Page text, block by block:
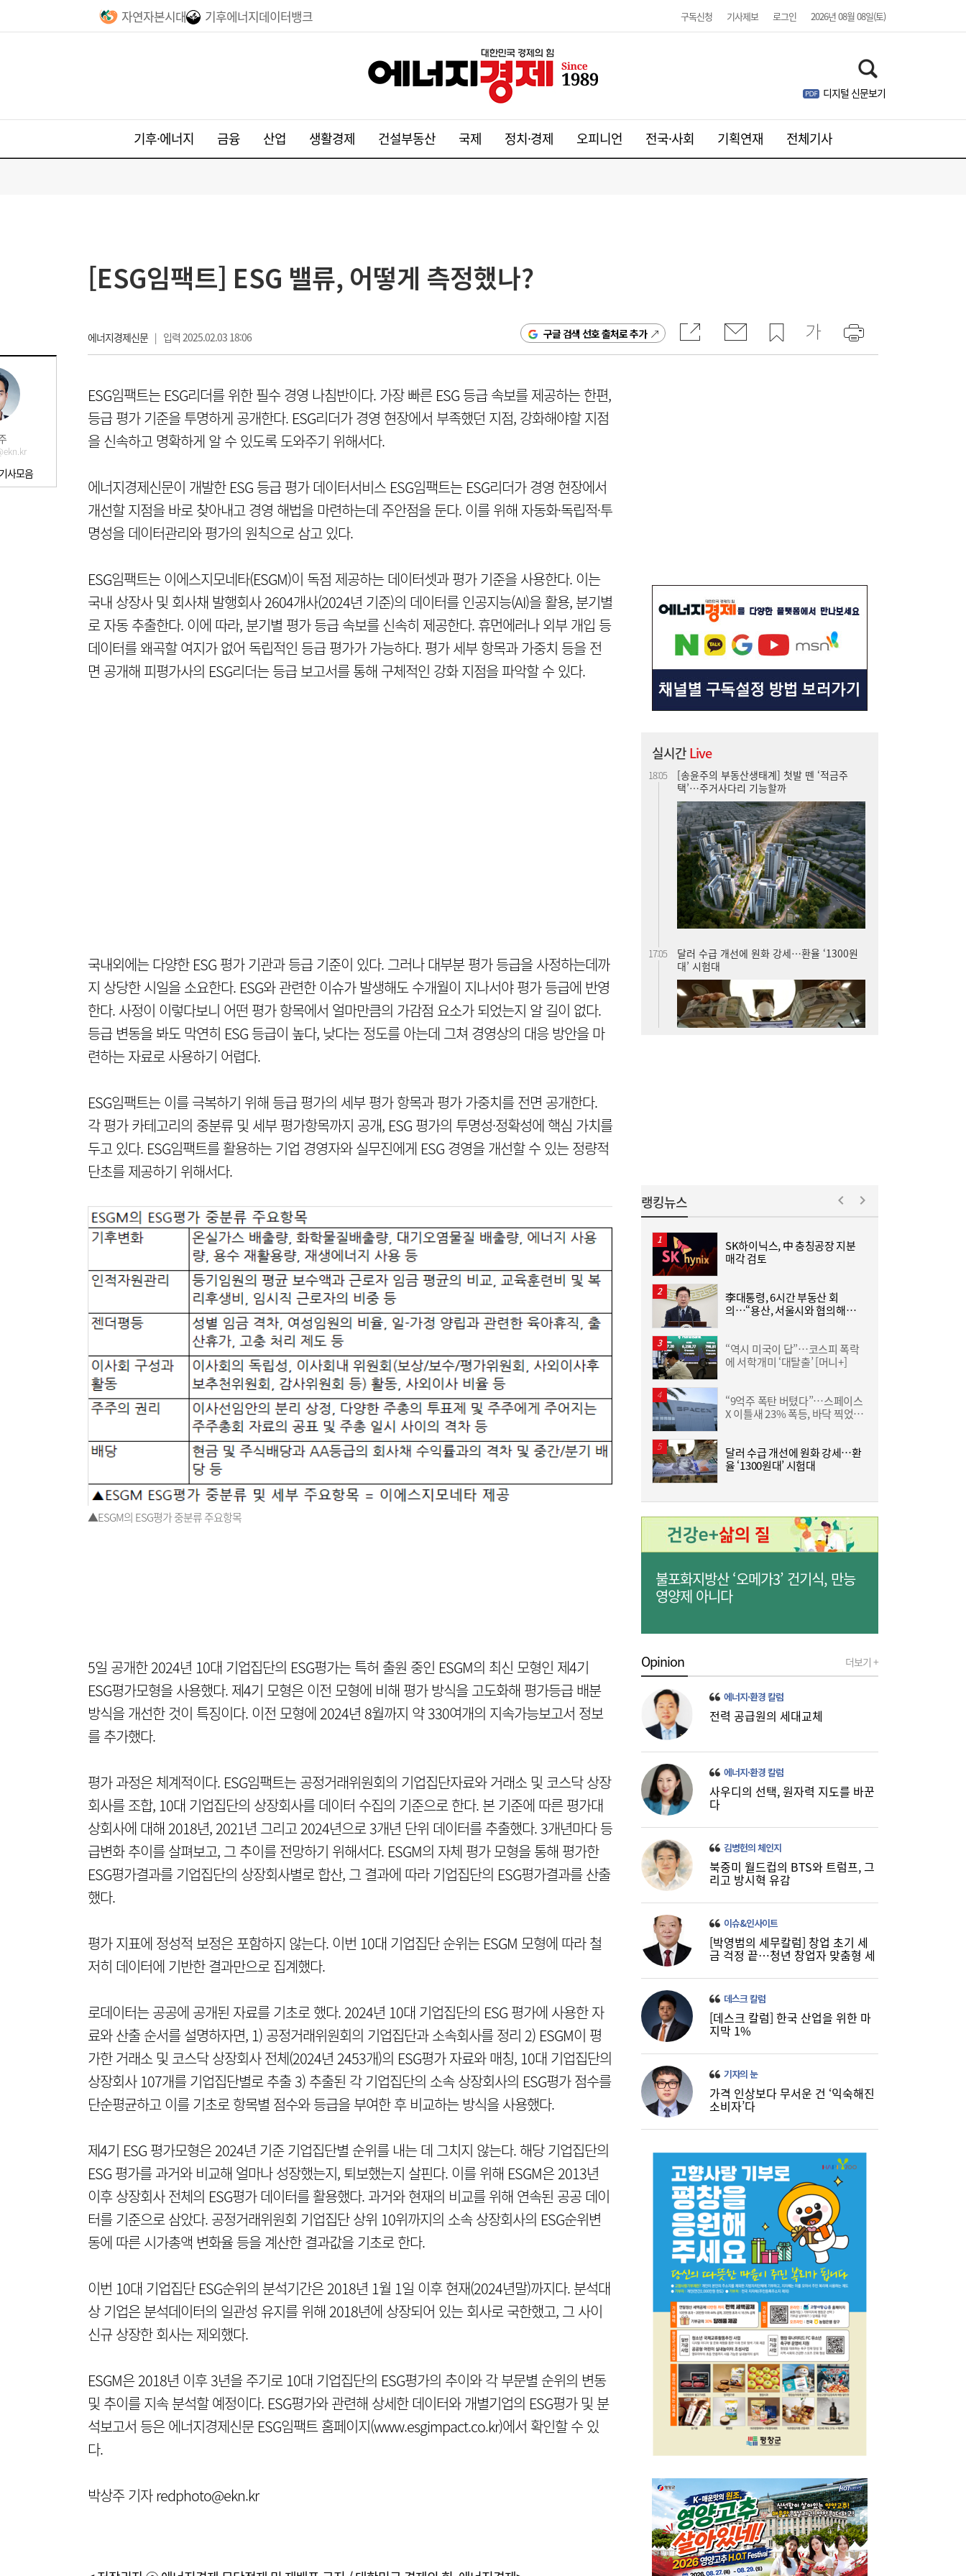
자연자본시대 기후에너지데이터뱅크 구독신청 기사제보 로그인 2026년 08월 08일(토)
디지털 신문보기
기후·에너지 금융 산업 생활경제 건설부동산 국제 정치·경제 오피니언 전국·사회 기획연재 전체기사
사모음
[ESG임팩트] ESG 밸류, 어떻게 측정했나?
에너지경제신문| 입력 2025.02.03 18:06 구글 검색 선호 출처로 추가
ESG임팩트는 ESG리더를 위한 필수 경영 나침반이다. 가장 빠른 ESG 등급 속보를 제공하는 한편,
등급 평가 기준을 투명하게 공개한다. ESG리더가 경영 현장에서 부족했던 지점, 강화해야할 지점
을 신속하고 명확하게 알 수 있도록 도와주기 위해서다.
에너지경제신문이 개발한 ESG 등급 평가 데이터서비스 ESG임팩트는 ESG리더가 경영 현장에서
개선할 지점을 바로 찾아내고 경영 해법을 마련하는데 주안점을 둔다. 이를 위해 자동화·독립적·투
명성을 데이터관리와 평가의 원칙으로 삼고 있다.
ESG임팩트는 이에스지모네타(ESGM)이 독점 제공하는 데이터셋과 평가 기준을 사용한다. 이는
국내 상장사 및 회사채 발행회사 2604개사(2024년 기준)의 데이터를 인공지능(AI)을 활용, 분기별
로 자동 추출한다. 이에 따라, 분기별 평가 등급 속보를 신속히 제공한다. 휴먼에러나 외부 개입 등
데이터를 왜곡할 여지가 없어 독립적인 등급 평가가 가능하다. 평가 세부 항목과 가중치 등을 전
면 공개해 피평가사의 ESG리더는 등급 보고서를 통해 구체적인 강화 지점을 파악할 수 있다.
국내외에는 다양한 ESG 평가 기관과 등급 기준이 있다. 그러나 대부분 평가 등급을 사정하는데까
지 상당한 시일을 소요한다. ESG와 관련한 이슈가 발생해도 수개월이 지나서야 평가 등급에 반영
한다. 사정이 이렇다보니 어떤 평가 항목에서 얼마만큼의 가감점 요소가 되었는지 알 길이 없다.
등급 변동을 봐도 막연히 ESG 등급이 높다, 낮다는 정도를 아는데 그쳐 경영상의 대응 방안을 마
련하는 자료로 사용하기 어렵다.
ESG임팩트는 이를 극복하기 위해 등급 평가의 세부 평가 항목과 평가 가중치를 전면 공개한다.
각 평가 카테고리의 중분류 및 세부 평가항목까지 공개, ESG 평가의 투명성·정확성에 핵심 가치를
두고 있다. ESG임팩트를 활용하는 기업 경영자와 실무진에게 ESG 경영을 개선할 수 있는 정량적
단초를 제공하기 위해서다.
▲ESGM의 ESG평가 중분류 주요항목
5일 공개한 2024년 10대 기업집단의 ESG평가는 특허 출원 중인 ESGM의 최신 모형인 제4기
ESG평가모형을 사용했다. 제4기 모형은 이전 모형에 비해 평가 방식을 고도화해 평가등급 배분
방식을 개선한 것이 특징이다. 이전 모형에 2024년 8월까지 약 330여개의 지속가능보고서 정보
를 추가했다.
평가 과정은 체계적이다. ESG임팩트는 공정거래위원회의 기업집단자료와 거래소 및 코스닥 상장
회사를 조합, 10대 기업집단의 상장회사를 데이터 수집의 기준으로 한다. 본 기준에 따른 평가대
상회사에 대해 2018년, 2021년 그리고 2024년으로 3개년 단위 데이터를 추출했다. 3개년마다 등
급변화 추이를 살펴보고, 그 추이를 전망하기 위해서다. ESGM의 자체 평가 모형을 통해 평가한
ESG평가결과를 기업집단의 상장회사별로 합산, 그 결과에 따라 기업집단의 ESG평가결과를 산출
했다.
평가 지표에 정성적 보정은 포함하지 않는다. 이번 10대 기업집단 순위는 ESGM 모형에 따라 철
저히 데이터에 기반한 결과만으로 집계했다.
로데이터는 공공에 공개된 자료를 기초로 했다. 2024년 10대 기업집단의 ESG 평가에 사용한 자
료와 산출 순서를 설명하자면, 1) 공정거래위원회의 기업집단과 소속회사를 정리 2) ESGM이 평
가한 거래소 및 코스닥 상장회사 전체(2024년 2453개)의 ESG평가 자료와 매칭, 10대 기업집단의
상장회사 107개를 기업집단별로 추출 3) 추출된 각 기업집단의 소속 상장회사의 ESG평가 점수를
단순평균하고 이를 기초로 항목별 점수와 등급을 부여한 후 비교하는 방식을 사용했다.
제4기 ESG 평가모형은 2024년 기준 기업집단별 순위를 내는 데 그치지 않는다. 해당 기업집단의
ESG 평가를 과거와 비교해 얼마나 성장했는지, 퇴보했는지 살핀다. 이를 위해 ESGM은 2013년
이후 상장회사 전체의 ESG평가 데이터를 활용했다. 과거와 현재의 비교를 위해 연속된 공공 데이
터를 기준으로 삼았다. 공정거래위원회 기업집단 상위 10위까지의 소속 상장회사의 ESG순위변
동에 따른 시가총액 변화율 등을 계산한 결과값을 기초로 한다.
이번 10대 기업집단 ESG순위의 분석기간은 2018년 1월 1일 이후 현재(2024년말)까지다. 분석대
상 기업은 분석데이터의 일관성 유지를 위해 2018년에 상장되어 있는 회사로 국한했고, 그 사이
신규 상장한 회사는 제외했다.
ESGM은 2018년 이후 3년을 주기로 10대 기업집단의 ESG평가의 추이와 각 부문별 순위의 변동
및 추이를 지속 분석할 예정이다. ESG평가와 관련해 상세한 데이터와 개별기업의 ESG평가 및 분
석보고서 등은 에너지경제신문 ESG임팩트 홈페이지(www.esgimpact.co.kr)에서 확인할 수 있
다.
박상주 기자 redphoto@ekn.kr
실시간Live
[송윤주의 부동산생태계] 첫발 뗀 ‘적금주
택’…주거사다리 기능할까
달러 수급 개선에 원화 강세…환율 ‘1300원
대’ 시험대
16:06
“40도 폭염에 쓰러지면”...나도 받을 수 있는
보험금 있다
14:24
김민석 “갈등 제로” vs 정청래 “한 번 배신하
면 또”…제주서 난타전
13:11
줄었던 中企 대출, 한 달 만에 반등…5대 은
행, 기업대출 확대
11:20
“역시 미국이 답”…코스피 폭락에 서학개미
11:15
이쯤되면 ‘내홍위’…국힘 윤리위원 또 사퇴,
윤리위 내부 갈등 확산
랭킹뉴스
SK하이닉스, 中 충칭공장 지분
매각 검토
李대통령, 6시간 부동산 회
의…“용산, 서울시와 협의해야”
“역시 미국이 답”…코스피 폭락
에 서학개미 ‘대탈출’ [머니+]
“9억주 폭탄 버텼다”…스페이스
X 이틀새 23% 폭등, 바닥 찍었나
달러 수급 개선에 원화 강세…환
율 ‘1300원대’ 시험대
불포화지방산 ‘오메가3’ 건기식, 만능
영양제 아니다
Opinion 더보기 +
에너지·환경 칼럼
전력 공급원의 세대교체
에너지·환경 칼럼
사우디의 선택, 원자력 지도를 바꾼
다
김병헌의 체인지
북중미 월드컵의 BTS와 트럼프, 그
리고 방시혁 유감
이슈&인사이트
[박영범의 세무칼럼] 창업 초기 세
금 걱정 끝…청년 창업자 맞춤형 세
데스크 칼럼
[데스크 칼럼] 한국 산업을 위한 마
지막 1%
기자의 눈
가격 인상보다 무서운 건 ‘익숙해진
소비자’다